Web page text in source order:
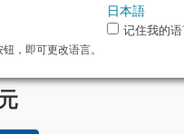
游戏玩家的基准测试，来了
性能上的对比。
日本語
记住我的
，即可更改语言。